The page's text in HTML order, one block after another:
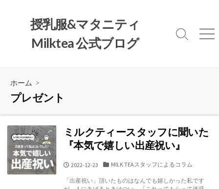
へ
プ
授乳服&マタニティ
Milktea 公式ブログ
検
メ
ホーム >
プレゼント
ミルクティースタッフに聞いた
『本気で嬉しい出産祝い』
公
日
2022-12-23
カ
ゴ
MILK TEAスタッフによるコラム
「出産祝い」頂いたものはなんでも嬉しかった私です